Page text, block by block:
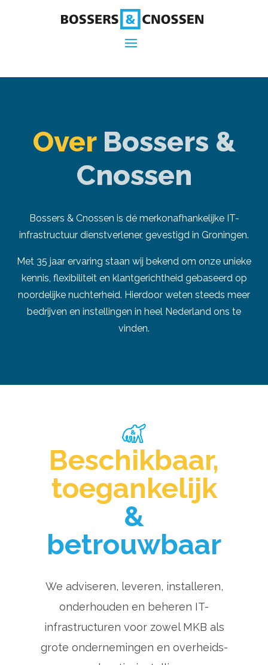
Over Bossers &
Cnossen
Bossers & Cnossen is dé merkonafhankelijke IT-
infrastructuur dienstverlener, gevestigd in Groningen.
Met 35 jaar ervaring staan wij bekend om onze unieke
kennis, flexibiliteit en klantgerichtheid gebaseerd op
noordelijke nuchterheid. Hierdoor weten steeds meer
bedrijven en instellingen in heel Nederland ons te
vinden.
Beschikbaar,
toegankelijk
&
betrouwbaar
We adviseren, leveren, installeren,
onderhouden en beheren IT-
infrastructuren voor zowel MKB als
grote ondernemingen en overheids-